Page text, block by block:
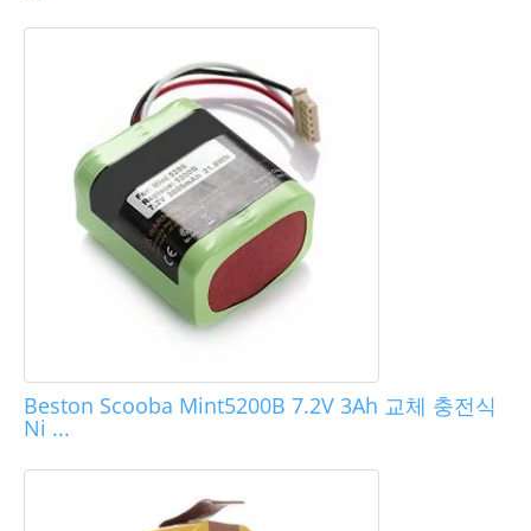
Beston Scooba Mint5200B 7.2V 3Ah 교체 충전식
Ni ...